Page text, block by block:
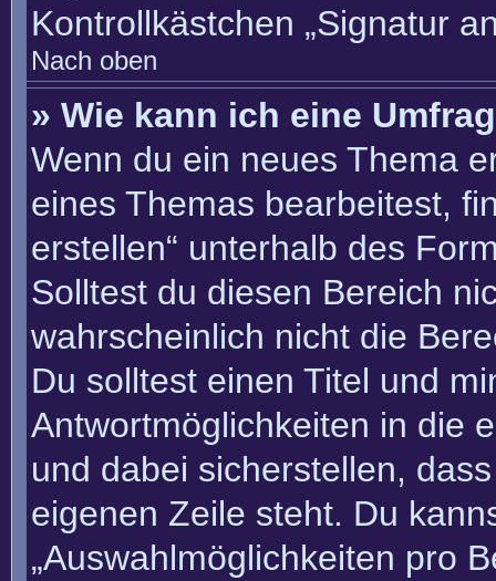
Kontrollkästchen „Signatur
Nach oben
» Wie kann ich eine
Wenn du ein neues Thema
eines Themas bearbeitest,
erstellen“ unterhalb des
Solltest du diesen Bereich
wahrscheinlich nicht die
Du solltest einen Titel und
Antwortmöglichkeiten in die
und dabei sicherstellen,
eigenen Zeile steht. Du
„Auswahlmöglichkeiten pro